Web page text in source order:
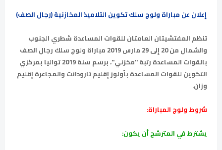
إعلان عن مباراة ولوج سلك تكوين التلاميذ المخازنية (رجال الصف)
تنظم المفتشيتان العامتان للقوات المساعدة شطري الجنوب
والشمال من 20 إلى 29 مارس 2019 مباراة ولوج سلك رجال الصف
بالقوات المساعدة رتبة "مخزني"، برسم سنة 2019 تواليا بمركزي
التكوين للقوات المساعدة بأولوز إقليم تارودانت والمجاعرة إقليم
وزان.
شروط ولوج المباراة:
يشترط في المترشح أن يكون: